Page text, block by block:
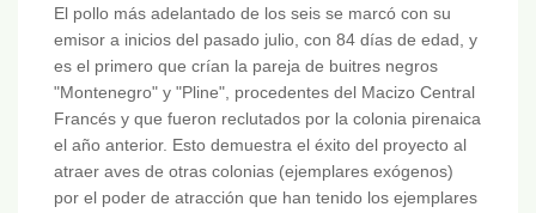
El pollo más adelantado de los seis se marcó con su
emisor a inicios del pasado julio, con 84 días de edad, y
es el primero que crían la pareja de buitres negros
"Montenegro" y "Pline", procedentes del Macizo Central
Francés y que fueron reclutados por la colonia pirenaica
el año anterior. Esto demuestra el éxito del proyecto al
atraer aves de otras colonias (ejemplares exógenos)
por el poder de atracción que han tenido los ejemplares